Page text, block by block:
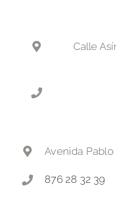
Calle
Avenida Pablo
876 28 32 39